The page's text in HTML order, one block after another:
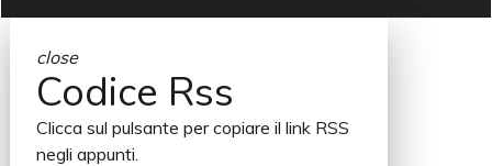
close
Codice Rss
Clicca sul pulsante per copiare il link RSS
negli appunti.